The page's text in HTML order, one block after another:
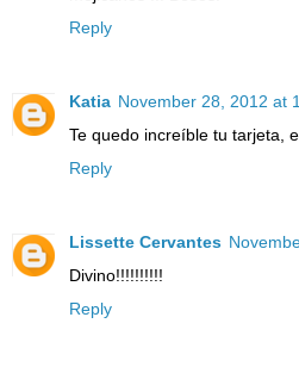
Reply
Katia November 28, 2012 at
Te quedo increíble tu tarjeta,
Reply
Lissette Cervantes
Divino!!!!!!!!!!
Reply